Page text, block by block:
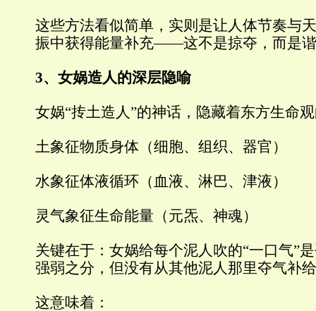
这些方法看似简单，实则是让人体节奏与
振中获得能量补充——这不是掠夺，而是
3、女娲造人的深层隐喻
女娲“抟土造人”的神话，隐藏着东方生命
土象征物质身体（细胞、组织、器官）
水象征体液循环（血液、淋巴、津液）
灵气象征生命能量（元炁、神魂）
关键在于：女娲给每个泥人吹的“一口气”
强弱之分，但没有从其他泥人那里夺气补
这意味着：